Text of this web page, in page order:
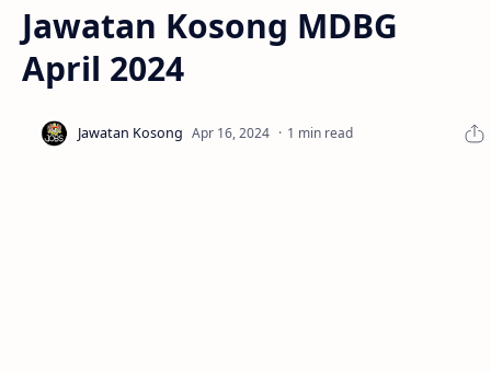
Jawatan Kosong MDBG
April 2024
1 min read